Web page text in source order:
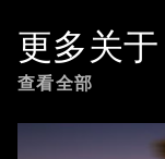
更多关于
查看全部